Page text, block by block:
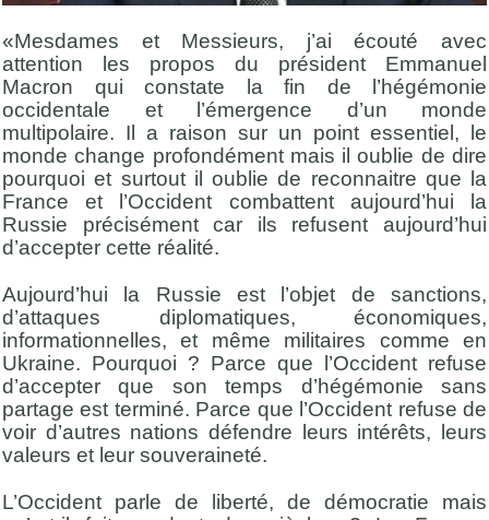
«Mesdames et Messieurs, j’ai écouté avec
attention les propos du président Emmanuel
Macron qui constate la fin de l’hégémonie
occidentale et l’émergence d’un monde
multipolaire. Il a raison sur un point essentiel, le
monde change profondément mais il oublie de dire
pourquoi et surtout il oublie de reconnaitre que la
France et l’Occident combattent aujourd’hui la
Russie précisément car ils refusent aujourd’hui
d’accepter cette réalité.
Aujourd’hui la Russie est l’objet de sanctions,
d’attaques diplomatiques, économiques,
informationnelles, et même militaires comme en
Ukraine. Pourquoi ? Parce que l’Occident refuse
d’accepter que son temps d’hégémonie sans
partage est terminé. Parce que l’Occident refuse de
voir d’autres nations défendre leurs intérêts, leurs
valeurs et leur souveraineté.
L’Occident parle de liberté, de démocratie mais